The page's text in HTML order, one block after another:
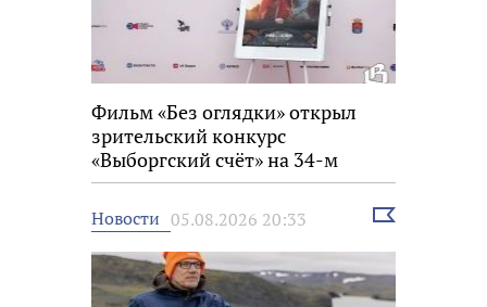
Фильм «Без оглядки» открыл
зрительский конкурс
«Выборгский счёт» на 34-м
фестивале «Окно в Европу»
Новости 05.08.2026 20:33
Выбрать